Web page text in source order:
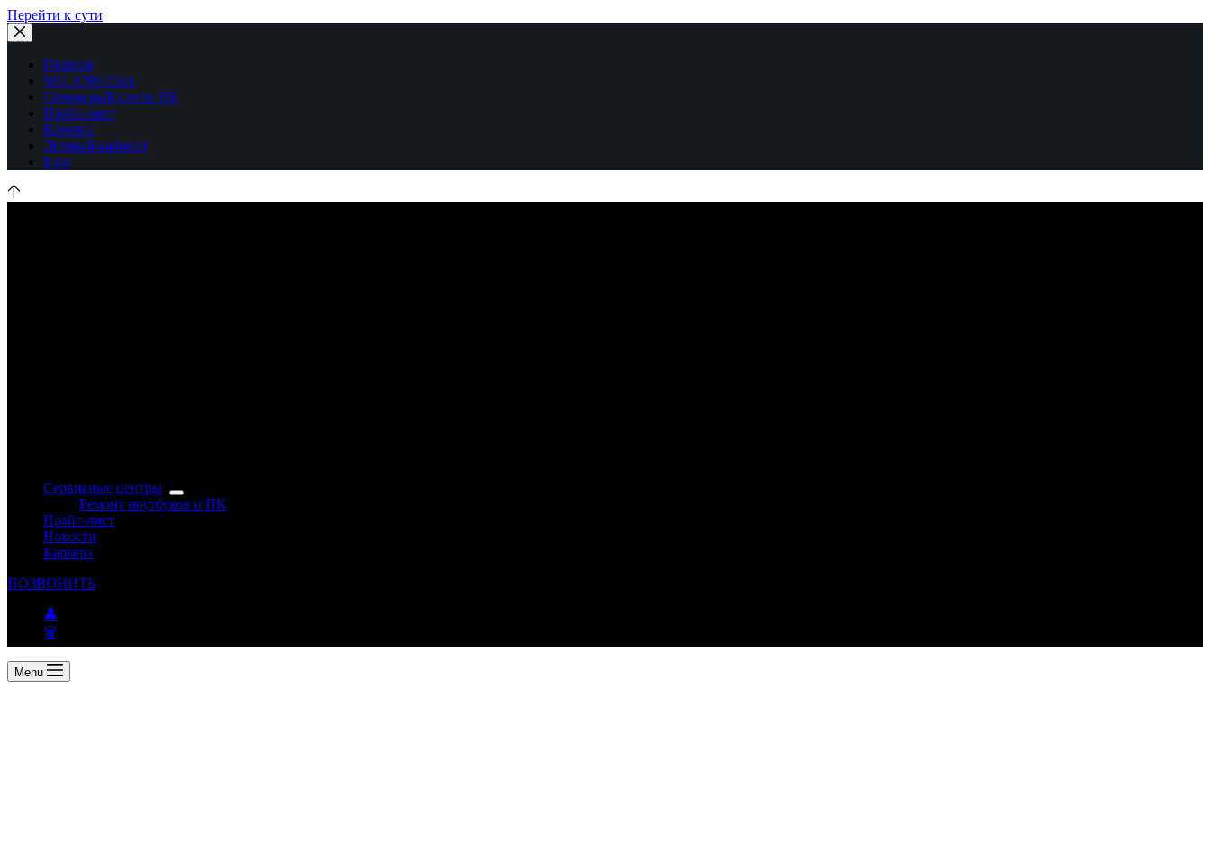
Перейти к сути
Главная
WeLANS Click
Сервисный центр ПК
Прайс-лист
Корзина
Личный кабинет
Блог
Сервисные центры
Ремонт ноутбуков и ПК
Прайс-лист
Новости
Карьера
ПОЗВОНИТЬ
👤
🗑
Menu